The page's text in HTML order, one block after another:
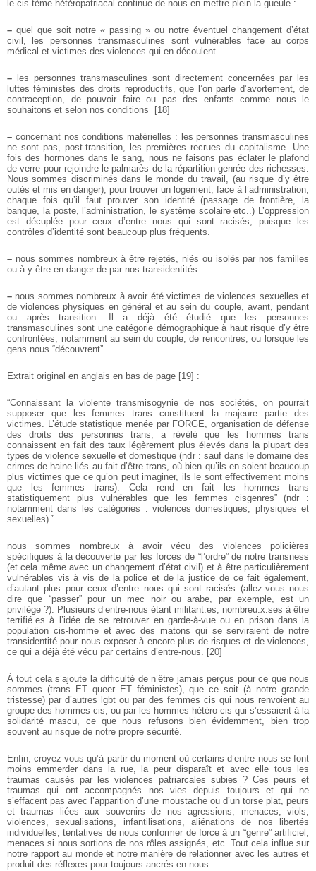
le cis-tème hétéropatriacal continue de nous en mettre plein la gueule :
– quel que soit notre « passing » ou notre éventuel changement d’état
civil, les personnes transmasculines sont vulnérables face au corps
médical et victimes des violences qui en découlent.
– les personnes transmasculines sont directement concernées par les
luttes féministes des droits reproductifs, que l’on parle d’avortement, de
contraception, de pouvoir faire ou pas des enfants comme nous le
souhaitons et selon nos conditions
[18]
– concernant nos conditions matérielles : les personnes transmasculines
ne sont pas, post-transition, les premières recrues du capitalisme. Une
fois des hormones dans le sang, nous ne faisons pas éclater le plafond
de verre pour rejoindre le palmarès de la répartition genrée des richesses.
Nous sommes discriminés dans le monde du travail, (au risque d’y être
outés et mis en danger), pour trouver un logement, face à l’administration,
chaque fois qu’il faut prouver son identité (passage de frontière, la
banque, la poste, l’administration, le système scolaire etc..) L’oppression
est décuplée pour ceux d’entre nous qui sont racisés, puisque les
contrôles d’identité sont beaucoup plus fréquents.
– nous sommes nombreux à être rejetés, niés ou isolés par nos familles
ou à y être en danger de par nos transidentités
– nous sommes nombreux à avoir été victimes de violences sexuelles et
de violences physiques en général et au sein du couple, avant, pendant
ou après transition. Il a déjà été étudié que les personnes
transmasculines sont une catégorie démographique à haut risque d’y être
confrontées, notamment au sein du couple, de rencontres, ou lorsque les
gens nous “découvrent”.
Extrait original en anglais en bas de page [19] :
“Connaissant la violente transmisogynie de nos sociétés, on pourrait
supposer que les femmes trans constituent la majeure partie des
victimes. L’étude statistique menée par FORGE, organisation de défense
des droits des personnes trans, a révélé que les hommes trans
connaissent en fait des taux légèrement plus élevés dans la plupart des
types de violence sexuelle et domestique (ndr : sauf dans le domaine des
crimes de haine liés au fait d’être trans, où bien qu’ils en soient beaucoup
plus victimes que ce qu’on peut imaginer, ils le sont effectivement moins
que les femmes trans). Cela rend en fait les hommes trans
statistiquement plus vulnérables que les femmes cisgenres” (ndr :
notamment dans les catégories : violences domestiques, physiques et
sexuelles).”
nous sommes nombreux à avoir vécu des violences policières
spécifiques à la découverte par les forces de “l’ordre” de notre transness
(et cela même avec un changement d’état civil) et à être particulièrement
vulnérables vis à vis de la police et de la justice de ce fait également,
d’autant plus pour ceux d’entre nous qui sont racisés (allez-vous nous
dire que “passer” pour un mec noir ou arabe, par exemple, est un
privilège ?). Plusieurs d’entre-nous étant militant.es, nombreu.x.ses à être
terrifié.es à l’idée de se retrouver en garde-à-vue ou en prison dans la
population cis-homme et avec des matons qui se serviraient de notre
transidentité pour nous exposer à encore plus de risques et de violences,
ce qui a déjà été vécu par certains d’entre-nous. [20]
À tout cela s’ajoute la difficulté de n’être jamais perçus pour ce que nous
sommes (trans ET queer ET féministes), que ce soit (à notre grande
tristesse) par d’autres lgbt ou par des femmes cis qui nous renvoient au
groupe des hommes cis, ou par les hommes hétéro cis qui s’essaient à la
solidarité mascu, ce que nous refusons bien évidemment, bien trop
souvent au risque de notre propre sécurité.
Enfin, croyez-vous qu’à partir du moment où certains d’entre nous se font
moins emmerder dans la rue, la peur disparaît et avec elle tous les
traumas causés par les violences patriarcales subies ? Ces peurs et
traumas qui ont accompagnés nos vies depuis toujours et qui ne
s’effacent pas avec l’apparition d’une moustache ou d’un torse plat, peurs
et traumas liées aux souvenirs de nos agressions, menaces, viols,
violences, sexualisations, infantilisations, aliénations de nos libertés
individuelles, tentatives de nous conformer de force à un “genre” artificiel,
menaces si nous sortions de nos rôles assignés, etc. Tout cela influe sur
notre rapport au monde et notre manière de relationner avec les autres et
produit des réflexes pour toujours ancrés en nous.